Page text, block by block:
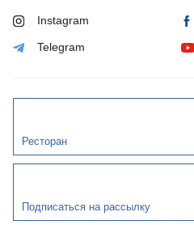
Instagram
Telegram
Ресторан
Подписаться на рассылку